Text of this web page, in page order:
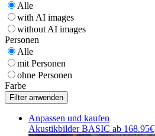
Alle
with AI images
without AI images
Personen
Alle
mit Personen
ohne Personen
Farbe
Anpassen und kaufen
Akustikbilder BASIC ab 168.95€